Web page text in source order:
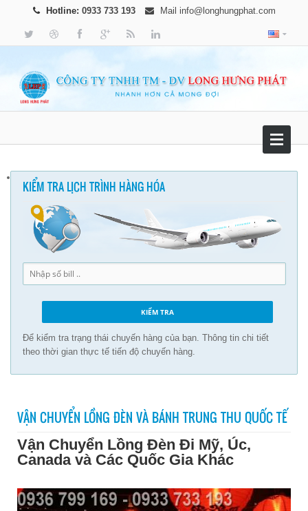
Hotline: 0933 733 193 Mail info@longhungphat.com
KIỂM TRA LỊCH TRÌNH HÀNG HÓA
Để kiểm tra trạng thái chuyến hàng của bạn. Thông tin chi tiết
theo thời gian thực tế tiến độ chuyến hàng.
VẬN CHUYỂN LỒNG ĐÈN VÀ BÁNH TRUNG THU QUỐC TẾ
Vận Chuyển Lồng Đèn Đi Mỹ, Úc,
Canada và Các Quốc Gia Khác